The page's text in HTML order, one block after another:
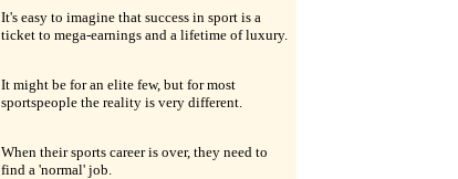
It's easy to imagine that success in sport is a
ticket to mega-earnings and a lifetime of luxury.
It might be for an elite few, but for most
sportspeople the reality is very different.
When their sports career is over, they need to
find a 'normal' job.